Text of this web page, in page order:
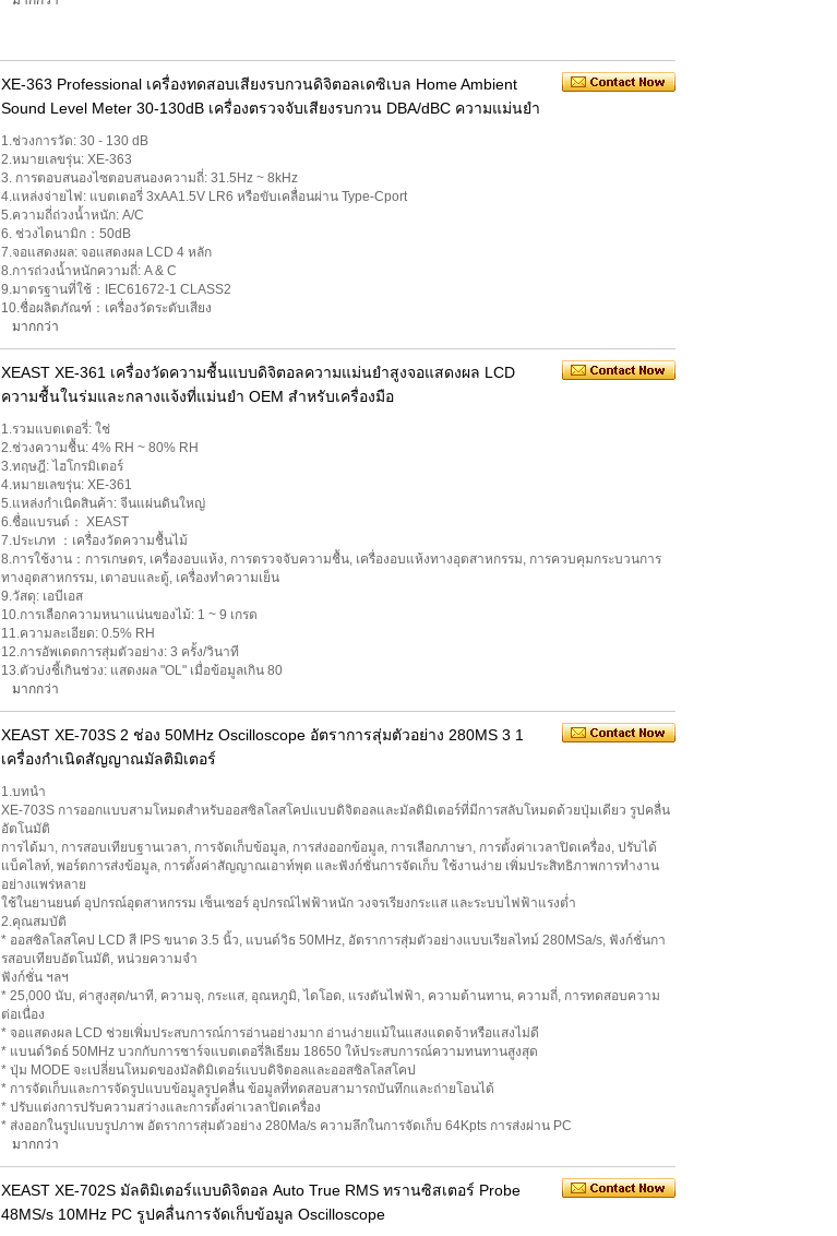
XE-363 Professional เครื่องทดสอบเสียงรบกวนดิจิตอลเดซิเบล Home Ambient
Sound Level Meter 30-130dB เครื่องตรวจจับเสียงรบกวน DBA/dBC ความแม่นยำ
1.ช่วงการวัด: 30 - 130 dB
2.หมายเลขรุ่น: XE-363
3. การตอบสนองไซตอบสนองความถี่: 31.5Hz ~ 8kHz
4.แหล่งจ่ายไฟ: แบตเตอรี่ 3xAA1.5V LR6 หรือขับเคลื่อนผ่าน Type-Cport
5.ความถี่ถ่วงน้ำหนัก: A/C
6. ช่วงไดนามิก：50dB
7.จอแสดงผล: จอแสดงผล LCD 4 หลัก
8.การถ่วงน้ำหนักความถี่: A & C
9.มาตรฐานที่ใช้：IEC61672-1 CLASS2
10.ชื่อผลิตภัณฑ์：เครื่องวัดระดับเสียง
มากกว่า
XEAST XE-361 เครื่องวัดความชื้นแบบดิจิตอลความแม่นยำสูงจอแสดงผล LCD
ความชื้นในร่มและกลางแจ้งที่แม่นยำ OEM สำหรับเครื่องมือ
1.รวมแบตเตอรี่: ใช่
2.ช่วงความชื้น: 4% RH ~ 80% RH
3.ทฤษฎี: ไฮโกรมิเตอร์
4.หมายเลขรุ่น: XE-361
5.แหล่งกำเนิดสินค้า: จีนแผ่นดินใหญ่
6.ชื่อแบรนด์： XEAST
7.ประเภท ：เครื่องวัดความชื้นไม้
8.การใช้งาน：การเกษตร, เครื่องอบแห้ง, การตรวจจับความชื้น, เครื่องอบแห้งทางอุตสาหกรรม, การควบคุมกระบวนการ
ทางอุตสาหกรรม, เตาอบและตู้, เครื่องทำความเย็น
9.วัสดุ: เอบีเอส
10.การเลือกความหนาแน่นของไม้: 1 ~ 9 เกรด
11.ความละเอียด: 0.5% RH
12.การอัพเดตการสุ่มตัวอย่าง: 3 ครั้ง/วินาที
13.ตัวบ่งชี้เกินช่วง: แสดงผล "OL" เมื่อข้อมูลเกิน 80
มากกว่า
XEAST XE-703S 2 ช่อง 50MHz Oscilloscope อัตราการสุ่มตัวอย่าง 280MS 3 1
เครื่องกำเนิดสัญญาณมัลติมิเตอร์
1.บทนำ
XE-703S การออกแบบสามโหมดสำหรับออสซิลโลสโคปแบบดิจิตอลและมัลติมิเตอร์ที่มีการสลับโหมดด้วยปุ่มเดียว รูปคลื่น
อัตโนมัติ
การได้มา, การสอบเทียบฐานเวลา, การจัดเก็บข้อมูล, การส่งออกข้อมูล, การเลือกภาษา, การตั้งค่าเวลาปิดเครื่อง, ปรับได้
แบ็คไลท์, พอร์ตการส่งข้อมูล, การตั้งค่าสัญญาณเอาท์พุต และฟังก์ชั่นการจัดเก็บ ใช้งานง่าย เพิ่มประสิทธิภาพการทำงาน
อย่างแพร่หลาย
ใช้ในยานยนต์ อุปกรณ์อุตสาหกรรม เซ็นเซอร์ อุปกรณ์ไฟฟ้าหนัก วงจรเรียงกระแส และระบบไฟฟ้าแรงต่ำ
2.คุณสมบัติ
* ออสซิลโลสโคป LCD สี IPS ขนาด 3.5 นิ้ว, แบนด์วิธ 50MHz, อัตราการสุ่มตัวอย่างแบบเรียลไทม์ 280MSa/s, ฟังก์ชั่นกา
รสอบเทียบอัตโนมัติ, หน่วยความจำ
ฟังก์ชั่น ฯลฯ
* 25,000 นับ, ค่าสูงสุด/นาที, ความจุ, กระแส, อุณหภูมิ, ไดโอด, แรงดันไฟฟ้า, ความต้านทาน, ความถี่, การทดสอบความ
ต่อเนื่อง
* จอแสดงผล LCD ช่วยเพิ่มประสบการณ์การอ่านอย่างมาก อ่านง่ายแม้ในแสงแดดจ้าหรือแสงไม่ดี
* แบนด์วิดธ์ 50MHz บวกกับการชาร์จแบตเตอรี่ลิเธียม 18650 ให้ประสบการณ์ความทนทานสูงสุด
* ปุ่ม MODE จะเปลี่ยนโหมดของมัลติมิเตอร์แบบดิจิตอลและออสซิลโลสโคป
* การจัดเก็บและการจัดรูปแบบข้อมูลรูปคลื่น ข้อมูลที่ทดสอบสามารถบันทึกและถ่ายโอนได้
* ปรับแต่งการปรับความสว่างและการตั้งค่าเวลาปิดเครื่อง
* ส่งออกในรูปแบบรูปภาพ อัตราการสุ่มตัวอย่าง 280Ma/s ความลึกในการจัดเก็บ 64Kpts การส่งผ่าน PC
มากกว่า
XEAST XE-702S มัลติมิเตอร์แบบดิจิตอล Auto True RMS ทรานซิสเตอร์ Probe
48MS/s 10MHz PC รูปคลื่นการจัดเก็บข้อมูล Oscilloscope